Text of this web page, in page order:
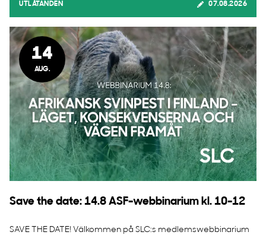
UTLÅTANDEN 07.08.2026
14
AUG.
Save the date: 14.8 ASF-webbinarium kl. 10-12
SAVE THE DATE! Välkommen på SLC:s medlemswebbinarium